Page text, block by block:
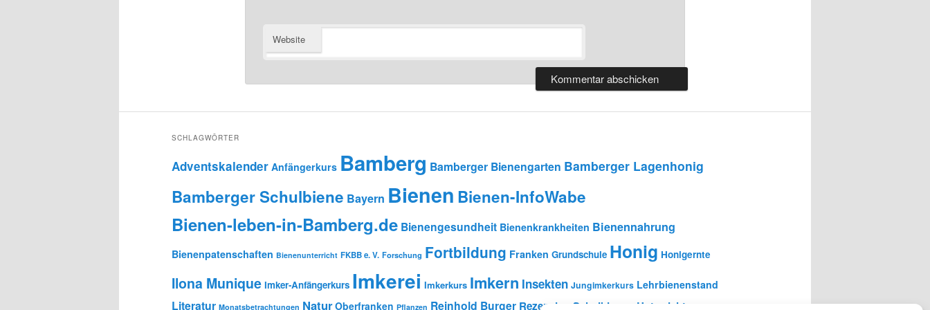
Website
SCHLAGWÖRTER
Adventskalender Anfängerkurs Bamberg Bamberger Bienengarten Bamberger Lagenhonig
Bamberger Schulbiene Bayern Bienen Bienen-InfoWabe
Bienen-leben-in-Bamberg.de Bienengesundheit Bienenkrankheiten Bienennahrung
Bienenpatenschaften Bienenunterricht FKBB e. V. Forschung Fortbildung Franken Grundschule Honig Honigernte
Ilona Munique Imker-Anfängerkurs Imkerei Imkerkurs Imkern Insekten Jungimkerkurs Lehrbienenstand
Literatur Monatsbetrachtungen Natur Oberfranken Pflanzen Reinhold Burger Rezension Schulbienen-Unterricht